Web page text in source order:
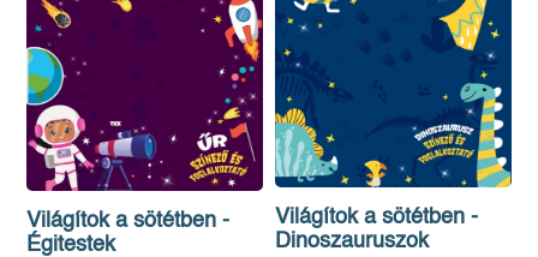
Világítok a sötétben -
Égitestek
Világítok a sötétben -
Dinoszauruszok